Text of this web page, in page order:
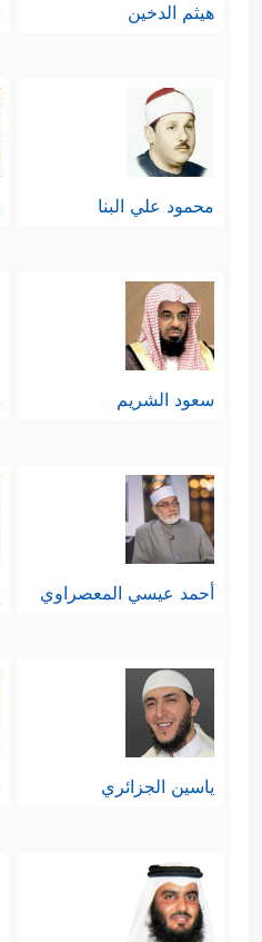
هيثم الدخين
محمود علي البنا
سعود الشريم
أحمد عيسي المعصراوي
ياسين الجزائري